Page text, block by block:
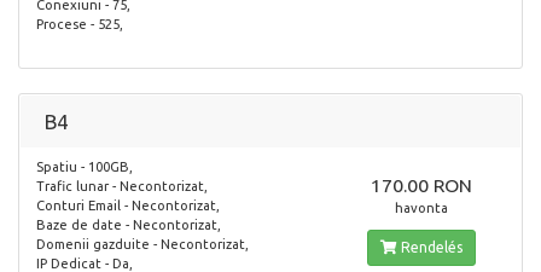
Conexiuni - 75,
Procese - 525,
B4
Spatiu - 100GB,
Trafic lunar - Necontorizat,
Conturi Email - Necontorizat,
Baze de date - Necontorizat,
Domenii gazduite - Necontorizat,
IP Dedicat - Da,
170.00 RON
havonta
Rendelés